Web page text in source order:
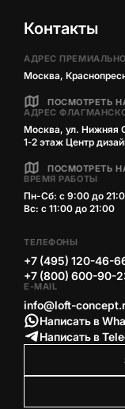
Контакты
АДРЕС
Москва,
ПОСМОТРЕТЬ
АДРЕС
Москва, ул. Нижняя
1‑2 этаж Центр
ПОСМОТРЕТЬ
ВРЕМЯ РАБОТЫ
Пн-Сб: с 9:00 до
Вс: с 11:00 до 21:00
ТЕЛЕФОНЫ
+7 (495) 120-46-
+7 (800) 600-90-
E-MAIL
info@loft-
Написать в
Написать в